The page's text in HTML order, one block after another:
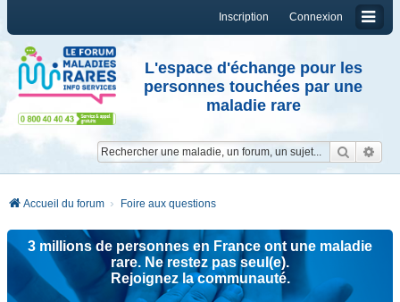
Connexion
Inscription
L'espace d'échange pour les
personnes touchées par une
maladie rare
Accueil du forum Foire aux questions
3 millions de personnes en France ont une maladie
rare. Ne restez pas seul(e).
Rejoignez la communauté.